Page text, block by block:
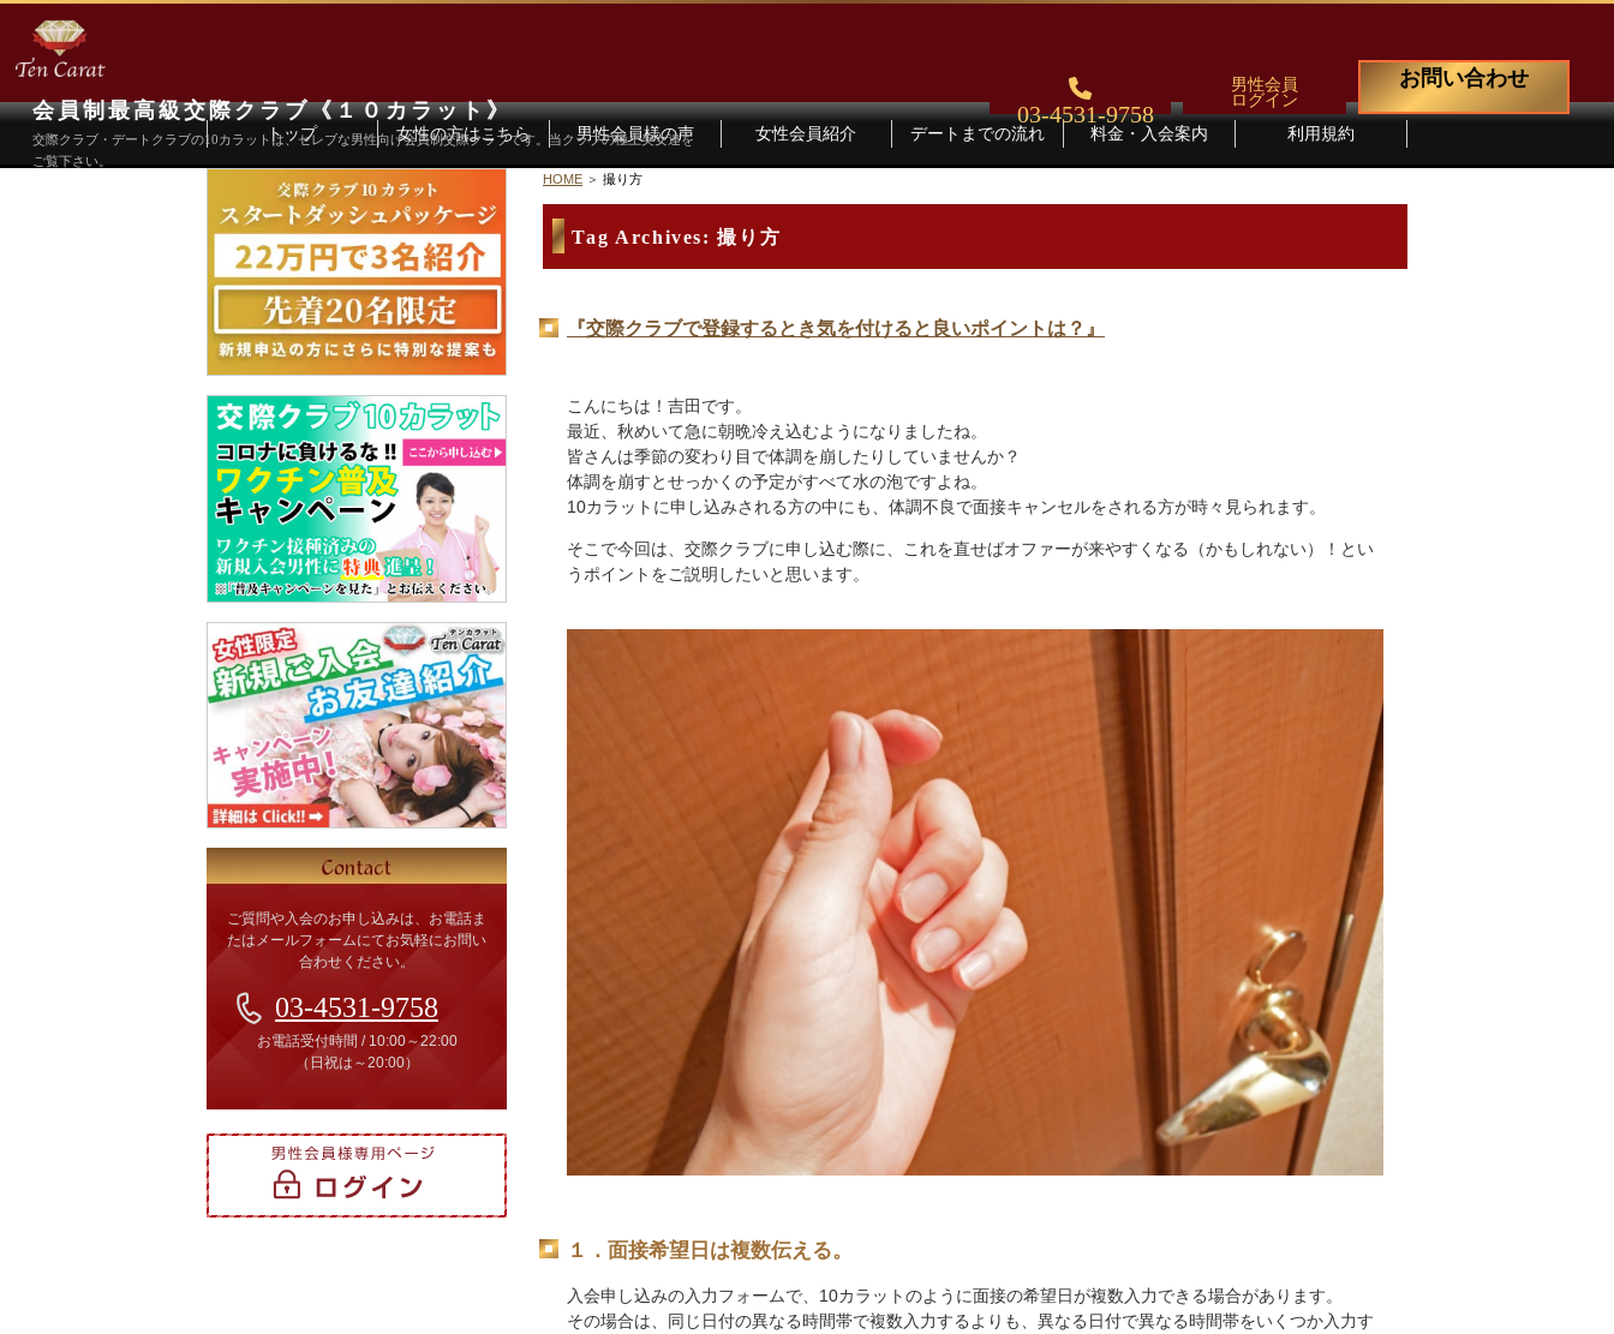
会員制最高級交際クラブ《１０カラット》
交際クラブ・デートクラブの10カラットは、セレブな男性向け会員制交際クラブです。当クラブの極上美女達を
ご覧下さい。
03-4531-9758
男性会員
ログイン
お問い合わせ
トップ 女性の方はこちら 男性会員様の声 女性会員紹介 デートまでの流れ 料金・入会案内 利用規約
HOME 撮り方
Tag Archives:撮り方
『交際クラブで登録するとき気を付けると良いポイントは？』
こんにちは！吉田です。
最近、秋めいて急に朝晩冷え込むようになりましたね。
皆さんは季節の変わり目で体調を崩したりしていませんか？
体調を崩すとせっかくの予定がすべて水の泡ですよね。
10カラットに申し込みされる方の中にも、体調不良で面接キャンセルをされる方が時々見られます。
そこで今回は、交際クラブに申し込む際に、これを直せばオファーが来やすくなる（かもしれない）！とい
うポイントをご説明したいと思います。
１．面接希望日は複数伝える。
入会申し込みの入力フォームで、10カラットのように面接の希望日が複数入力できる場合があります。
その場合は、同じ日付の異なる時間帯で複数入力するよりも、異なる日付で異なる時間帯をいくつか入力す
ご質問や入会のお申し込みは、お電話ま
たはメールフォームにてお気軽にお問い
合わせください。
03-4531-9758
お電話受付時間 / 10:00～22:00
（日祝は～20:00）